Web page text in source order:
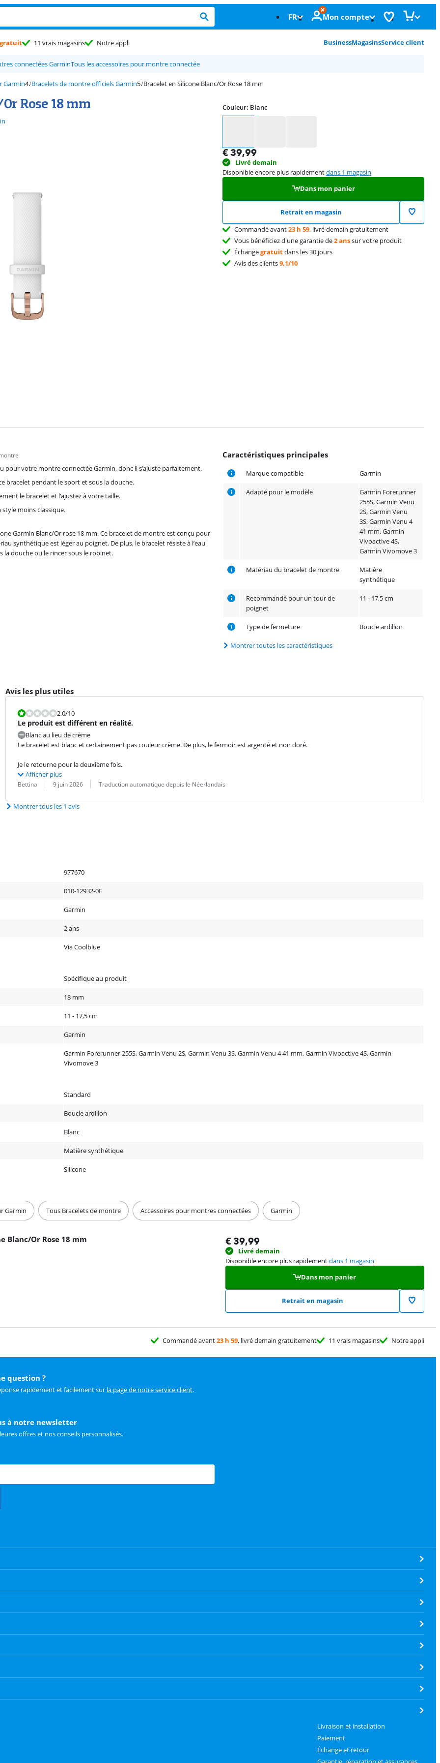
FR Mon compte
gratuit 11 vrais magasins Notre appli BusinessMagasinsService client
connectées GarminTous les accessoires pour montre connectée
Garmin Bracelets de montre officiels Garmin Bracelet en Silicone Blanc/Or Rose 18 mm
Rose 18 mm Couleur: Blanc
€39,99
Livré demain
Disponible encore plus rapidementdans 1 magasin
Dans mon panier
Retrait en magasin
Commandé avant23 h 59, livré demain gratuitement
Vous bénéficiez d'une garantie de2 anssur votre produit
Échangegratuitdans les 30 jours
Avis des clients9,1/10
Caractéristiques principales
Marque compatible Garmin
Adapté pour le modèle
Garmin Forerunner
255S, Garmin Venu
2S, Garmin Venu
3S, Garmin Venu 4
41 mm, Garmin
Vivoactive 4S,
Garmin Vivomove 3
Matériau du bracelet de montre
Matière
synthétique
Recommandé pour un tour de
poignet
11 - 17,5 cm
Type de fermeture Boucle ardillon
Montrer toutes les caractéristiques
pour votre montre connectée Garmin, donc il s’ajuste parfaitement.
bracelet pendant le sport et sous la douche.
le bracelet et l’ajustez à votre taille.
moins classique.
Garmin Blanc/Or rose 18 mm. Ce bracelet de montre est conçu pour
synthétique est léger au poignet. De plus, le bracelet résiste à l’eau
douche ou le rincer sous le robinet.
Avis les plus utiles
La note est 2,0 sur 10.
2,0/10
Le produit est différent en réalité.
Blanc au lieu de crème
Le bracelet est blanc et certainement pas couleur crème. De plus, le fermoir est argenté et non doré.
Je le retourne pour la deuxième fois.
Afficher plus
Évaluation par :
Bettina
Date : 9 juin 2026
Traduction : Traduction automatique depuis le Néerlandais
Montrer tous les 1 avis
977670
010-12932-0F
Garmin
2 ans
Via Coolblue
Spécifique au produit
18 mm
11 - 17,5 cm
Garmin
Garmin Forerunner 255S, Garmin Venu 2S, Garmin Venu 3S, Garmin Venu 4 41 mm, Garmin Vivoactive 4S, Garmin
Vivomove 3
Standard
Boucle ardillon
Blanc
Matière synthétique
Silicone
Garmin Tous Bracelets de montre Accessoires pour montres connectées Garmin
Blanc/Or Rose 18 mm € 39,99
Livré demain
Disponible encore plus rapidementdans 1 magasin
Dans mon panier
Retrait en magasin
Commandé avant23 h 59, livré demain gratuitement 11 vrais magasins Notre appli
question ?
rapidement et facilement sur la page de notre service client.
à notre newsletter
offres et nos conseils personnalisés.
Livraison et installation
Paiement
Échange et retour